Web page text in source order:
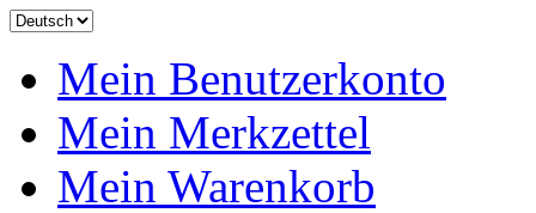
Mein Benutzerkonto
Mein Merkzettel
Mein Warenkorb